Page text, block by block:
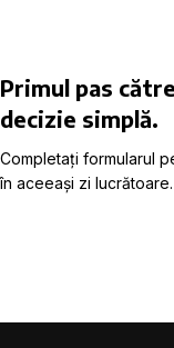
Primul pas
decizie simplă.
Completați formularul
în aceeași zi lucrătoare.